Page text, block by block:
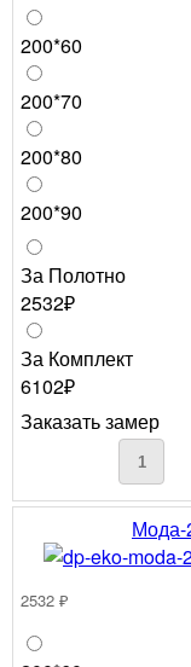
200*60
200*70
200*80
200*90
За Полотно
2532₽
За Комплект
6102₽
Заказать замер
Мода-
2532 ₽